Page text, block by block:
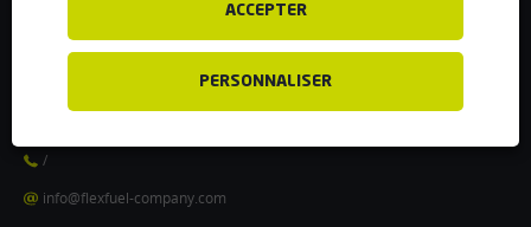
Flexfuel Energy Development
5 avenue des Renardières
/
info@flexfuel-company.com
ACCEPTER
PERSONNALISER